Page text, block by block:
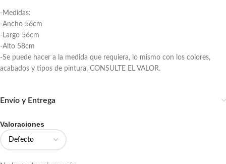
-Medidas:
-Ancho 56cm
-Largo 56cm
-Alto 58cm
-Se puede hacer a la medida que requiera, lo mismo con los colores,
acabados y tipos de pintura, CONSULTE EL VALOR.
Envío y Entrega
Valoraciones